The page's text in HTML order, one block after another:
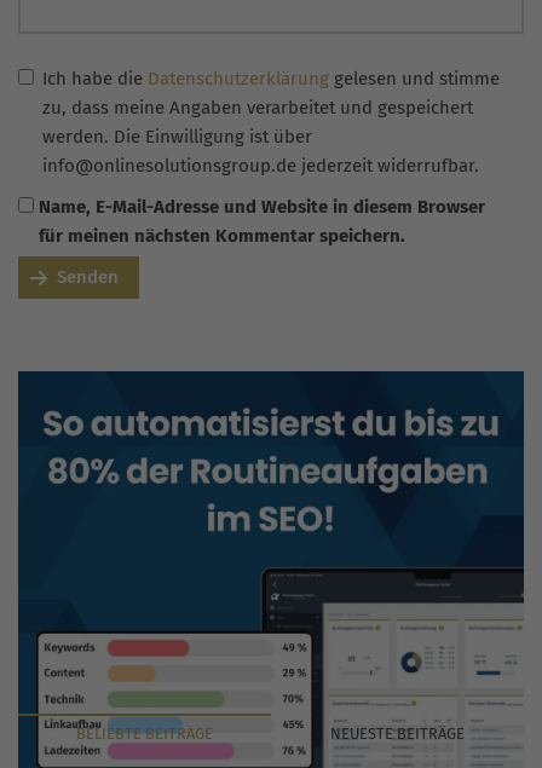
Ich habe die Datenschutzerklärung gelesen und stimme
zu, dass meine Angaben verarbeitet und gespeichert
werden. Die Einwilligung ist über
info@onlinesolutionsgroup.de jederzeit widerrufbar.
Name, E-Mail-Adresse und Website in diesem Browser
für meinen nächsten Kommentar speichern.
Senden
BELIEBTEBEITRÄGE NEUESTEBEITRÄGE